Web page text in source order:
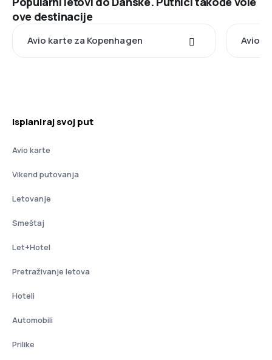
ove destinacije
Avio karte za Kopenhagen Avio
Isplaniraj svoj put
Avio karte
Vikend putovanja
Letovanje
Smeštaj
Let+Hotel
Pretraživanje letova
Hoteli
Automobili
Prilike